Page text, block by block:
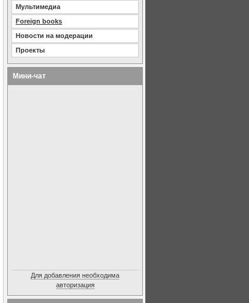
Мультимедиа
Foreign books
Новости на модерации
Проекты
Мини-чат
Для добавления необходима
авторизация